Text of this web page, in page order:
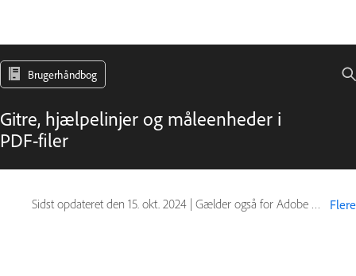
Brugerhåndbog
Gitre, hjælpelinjer og måleenheder i
PDF-filer
Sidst opdateret den 15. okt. 2024 | Gælder også for Adobe Acrobat 2017, Adobe Acrobat 2020 Flere